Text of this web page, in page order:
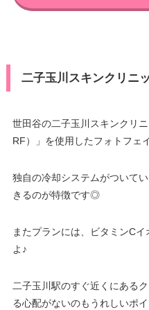
二子玉川スキンクリニ
世田谷の二子玉川スキンクリ
RF）」を使用したフォトフェ
独自の冷却システムがついて
きるのが特徴です◎
またプランには、ビタミンC
よ♪
二子玉川駅のすぐ近くにある
る心配がないのもうれしいポイ